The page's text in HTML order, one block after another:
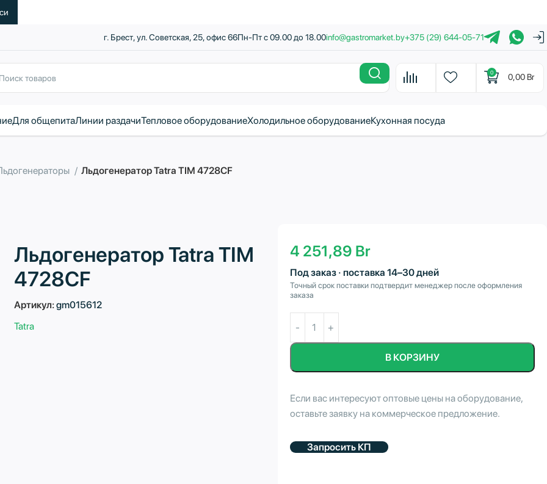
г. Брест, ул. Советская, 25, офис 66Пн-Пт с 09.00 до 18.00info@gastromarket.by+375 (29) 644-05-71
0 0,00 Br
Для общепитаЛинии раздачиТепловое оборудованиеХолодильное оборудованиеКухонная посуда
Льдогенератор Tatra TIM 4728CF
Льдогенератор Tatra TIM
4728CF
Артикул:gm015612
Tatra
4 251,89 Br
Под заказ · поставка 14–30 дней
Точный срок поставки подтвердит менеджер после оформления
заказа
В КОРЗИНУ
Если вас интересуют оптовые цены на оборудование,
оставьте заявку на коммерческое предложение.
Запросить КП